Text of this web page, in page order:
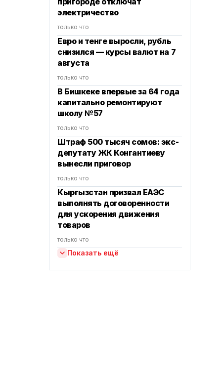
электричество
только что
Евро и тенге выросли, рубль
снизился — курсы валют на 7
августа
только что
В Бишкеке впервые за 64 года
капитально ремонтируют
школу №57
только что
Штраф 500 тысяч сомов: экс-
депутату ЖК Конгантиеву
вынесли приговор
только что
Кыргызстан призвал ЕАЭС
выполнять договоренности
для ускорения движения
товаров
только что
Показать ещё